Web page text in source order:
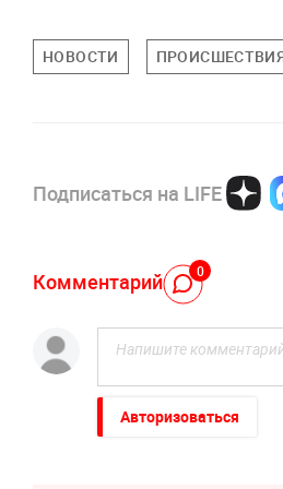
НОВОСТИ
Подписаться на LIFE
Комментарий 0
Авторизоваться